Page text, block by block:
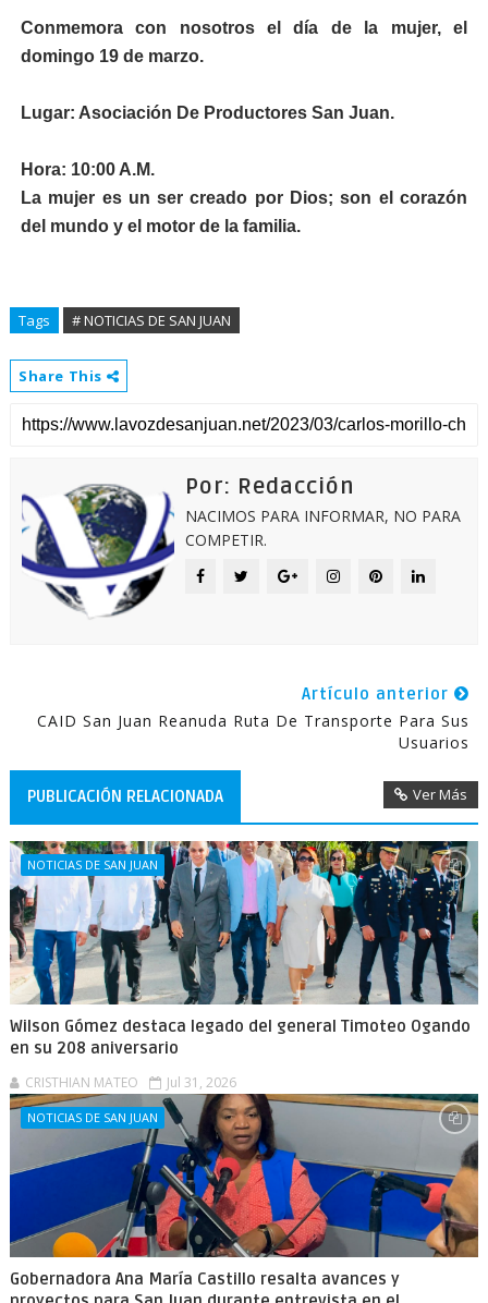
Conmemora con nosotros el día de la mujer, el
domingo 19 de marzo.
Lugar: Asociación De Productores San Juan.
Hora: 10:00 A.M.
La mujer es un ser creado por Dios; son el corazón
del mundo y el motor de la familia.
Tags # NOTICIAS DE SAN JUAN
Share This
Por: Redacción
NACIMOS PARA INFORMAR, NO PARA
COMPETIR.
Artículo anterior
CAID San Juan Reanuda Ruta De Transporte Para Sus
Usuarios
PUBLICACIÓN RELACIONADA Ver Más
NOTICIAS DE SAN JUAN
Wilson Gómez destaca legado del general Timoteo Ogando
en su 208 aniversario
CRISTHIAN MATEO Jul 31, 2026
NOTICIAS DE SAN JUAN
Gobernadora Ana María Castillo resalta avances y